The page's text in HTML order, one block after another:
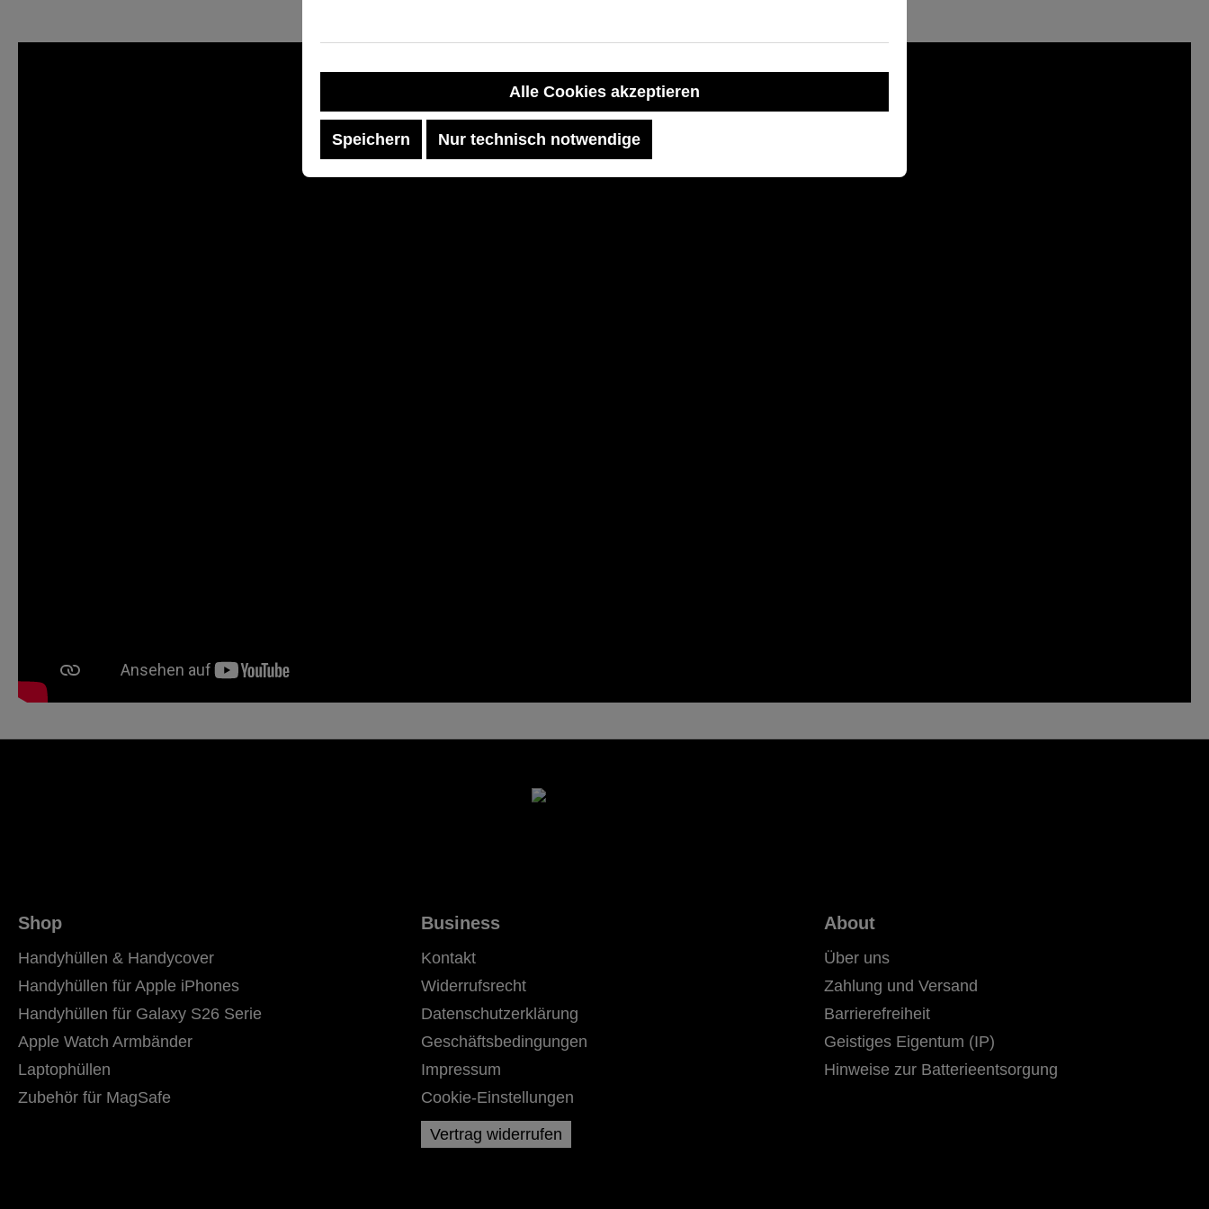
Shop
Handyhüllen & Handycover
Handyhüllen für Apple iPhones
Handyhüllen für Galaxy S26 Serie
Apple Watch Armbänder
Laptophüllen
Zubehör für MagSafe
Business
Kontakt
Widerrufsrecht
Datenschutzerklärung
Geschäftsbedingungen
Impressum
Cookie-Einstellungen
Vertrag widerrufen
About
Über uns
Zahlung und Versand
Barrierefreiheit
Geistiges Eigentum (IP)
Hinweise zur Batterieentsorgung
Alle Cookies akzeptieren
Speichern Nur technisch notwendige